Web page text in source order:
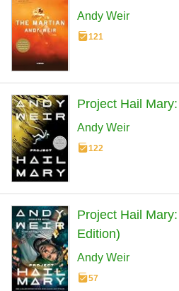
Andy Weir
121
Project Hail
Andy Weir
122
Project Hail
Edition)
Andy Weir
57